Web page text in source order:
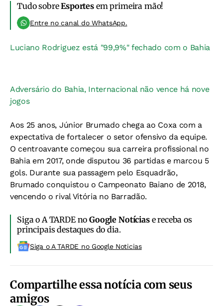
Tudo sobreEsportesem primeira mão!
Entre no canal do WhatsApp.
Luciano Rodriguez está "99,9%" fechado com o Bahia
Adversário do Bahia, Internacional não vence há nove
jogos
Aos 25 anos, Júnior Brumado chega ao Coxa com a
expectativa de fortalecer o setor ofensivo da equipe.
O centroavante começou sua carreira profissional no
Bahia em 2017, onde disputou 36 partidas e marcou 5
gols. Durante sua passagem pelo Esquadrão,
Brumado conquistou o Campeonato Baiano de 2018,
vencendo o rival Vitória no Barradão.
Siga o A TARDE noGoogle Notíciase receba os
principais destaques do dia.
Siga o A TARDE no Google Noticias
Compartilhe essa notícia com seus
amigos